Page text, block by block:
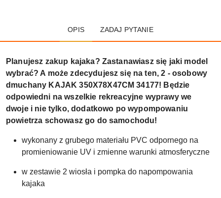
OPIS ZADAJ PYTANIE
Planujesz zakup kajaka? Zastanawiasz się jaki model
wybrać? A może zdecydujesz się na ten, 2 - osobowy
dmuchany KAJAK 350X78X47CM 34177! Będzie
odpowiedni na wszelkie rekreacyjne wyprawy we
dwoje i nie tylko, dodatkowo po wypompowaniu
powietrza schowasz go do samochodu!
wykonany z grubego materiału PVC odpornego na
promieniowanie UV i zmienne warunki atmosferyczne
w zestawie 2 wiosła i pompka do napompowania
kajaka